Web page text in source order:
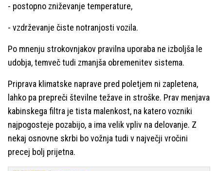
- postopno zniževanje temperature,
- vzdrževanje čiste notranjosti vozila.
Po mnenju strokovnjakov pravilna uporaba ne izboljša le
udobja, temveč tudi zmanjša obremenitev sistema.
Priprava klimatske naprave pred poletjem ni zapletena,
lahko pa prepreči številne težave in stroške. Prav menjava
kabinskega filtra je tista malenkost, na katero vozniki
najpogosteje pozabijo, a ima velik vpliv na delovanje. Z
nekaj osnovne skrbi bo vožnja tudi v največji vročini
precej bolj prijetna.